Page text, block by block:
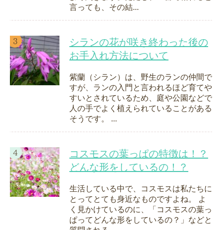
言っても、その結...
シランの花が咲き終わった後の
お手入れ方法について
紫蘭（シラン）は、野生のランの仲間で
すが、ランの入門と言われるほど育てや
すいとされているため、庭や公園などで
人の手でよく植えられていることがある
そうです。 ...
コスモスの葉っぱの特徴は！？
どんな形をしているの！？
生活している中で、コスモスは私たちに
とってとても身近なものですよね。 よ
く見かけているのに、「コスモスの葉っ
ぱってどんな形をしているの？」などと